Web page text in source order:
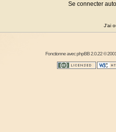
Se connecter
J'ai
Fonctionne avecphpBB2.0.22 ©